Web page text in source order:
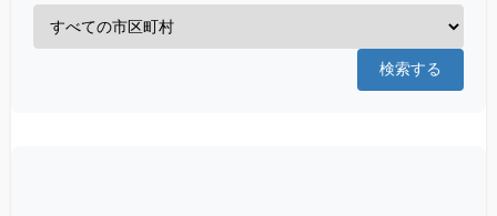
検索する